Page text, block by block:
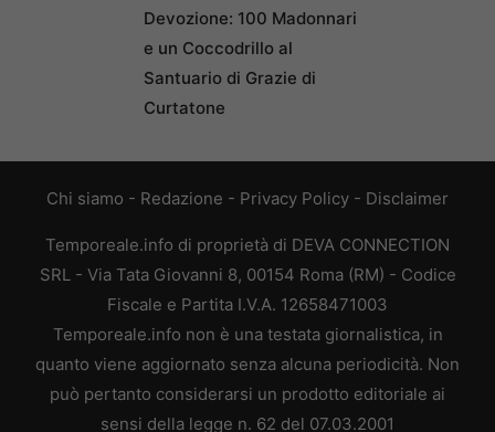
Devozione: 100 Madonnari
e un Coccodrillo al
Santuario di Grazie di
Curtatone
Chi siamo - Redazione - Privacy Policy - Disclaimer
Temporeale.info di proprietà di DEVA CONNECTION
SRL - Via Tata Giovanni 8, 00154 Roma (RM) - Codice
Fiscale e Partita I.V.A. 12658471003
Temporeale.info non è una testata giornalistica, in
quanto viene aggiornato senza alcuna periodicità. Non
può pertanto considerarsi un prodotto editoriale ai
sensi della legge n. 62 del 07.03.2001